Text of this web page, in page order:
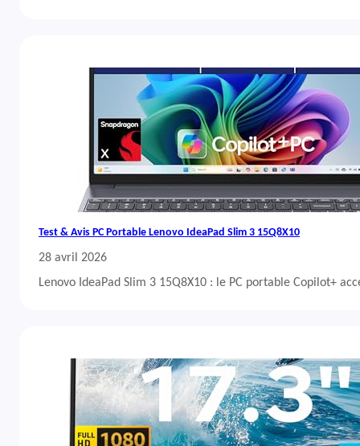
Test & Avis PC Portable Lenovo IdeaPad Slim 3 15Q8X10
28 avril 2026
Lenovo IdeaPad Slim 3 15Q8X10 : le PC portable Copilot+